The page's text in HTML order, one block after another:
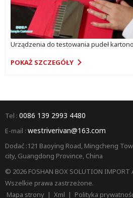
Urządzenia do testowania pudeł
POKAŻ SZCZEGÓŁY
Tel : 0086 139 2993 4480
E-mail : westriverivan@163.com
Dodać :121 Baoying Road, Mingcheng
city, Guangdong Province, China
© 2026 FOSHAN BOX SOLUTION IMPORT
Wszelkie prawa zastrzeżone.
Mapa strony | Xml | Polityka